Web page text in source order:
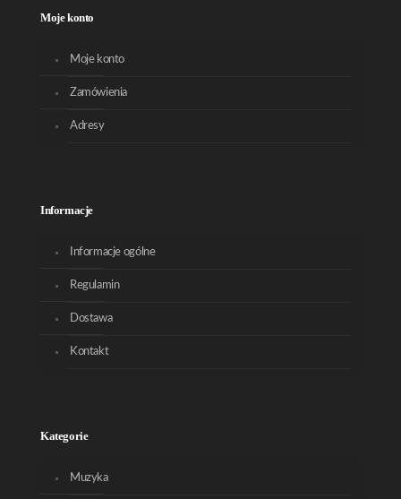
Moje konto
Moje konto
Zamówienia
Adresy
Informacje
Informacje ogólne
Regulamin
Dostawa
Kontakt
Kategorie
Muzyka